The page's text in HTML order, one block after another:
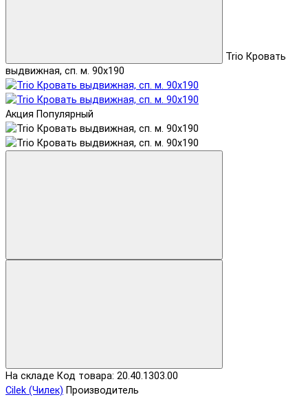
Trio Кровать
выдвижная, сп. м. 90х190
Акция Популярный
На складе Код товара: 20.40.1303.00
Cilek (Чилек) Производитель